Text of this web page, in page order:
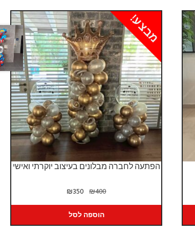
הפתעה לחברה מבלונים בעיצוב יוקרתי ואישי
מבצע!
₪400
המחיר
היה:
₪400.
₪350
₪350.
הוספה לסל